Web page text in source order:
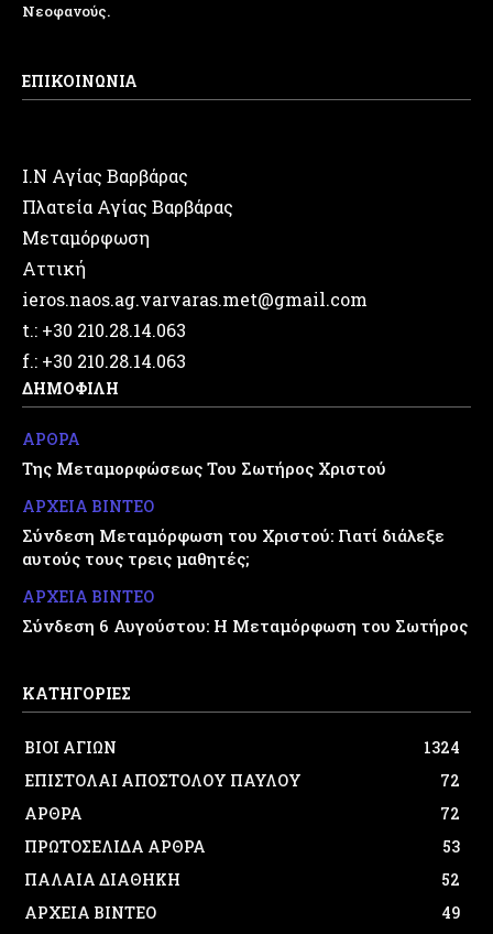
Νεοφανούς.
ΕΠΙΚΟΙΝΩΝΙΑ
Ι.Ν Αγίας Βαρβάρας
Πλατεία Αγίας Βαρβάρας
Μεταμόρφωση
Αττική
ieros.naos.ag.varvaras.met@gmail.com
t.: +30 210.28.14.063
f.: +30 210.28.14.063
ΔΗΜΟΦΙΛΗ
ΑΡΘΡΑ
Της Μεταμορφώσεως Του Σωτήρος Χριστού
ΑΡΧΕΙΑ ΒΙΝΤΕΟ
Σύνδεση Μεταμόρφωση του Χριστού: Γιατί διάλεξε
αυτούς τους τρεις μαθητές;
ΑΡΧΕΙΑ ΒΙΝΤΕΟ
Σύνδεση 6 Αυγούστου: Η Μεταμόρφωση του Σωτήρος
ΚΑΤΗΓΟΡΙΕΣ
ΒΙΟΙ ΑΓΙΩΝ
1324
ΕΠΙΣΤΟΛΑΙ ΑΠΟΣΤΟΛΟΥ ΠΑΥΛΟΥ
72
ΑΡΘΡΑ
72
ΠΡΩΤΟΣΕΛΙΔΑ ΑΡΘΡΑ
53
ΠΑΛΑΙΑ ΔΙΑΘΗΚΗ
52
ΑΡΧΕΙΑ ΒΙΝΤΕΟ
49